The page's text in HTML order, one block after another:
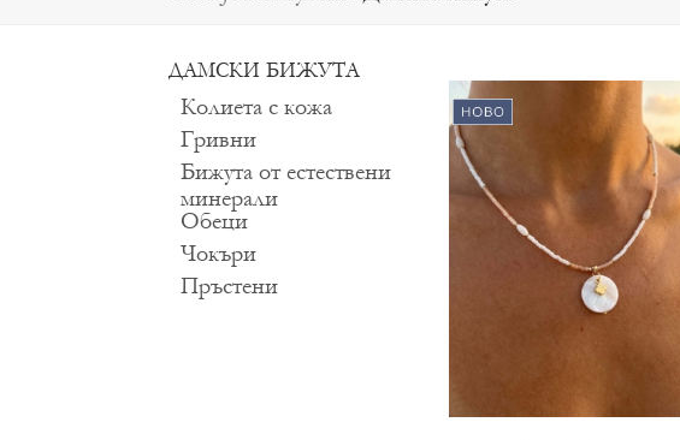
ДАМСКИ БИЖУТА
Колиета с кожа
Гривни
Бижута от естествени
минерали
Обеци
Чокъри
Пръстени